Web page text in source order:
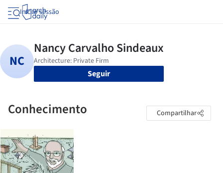
Iniciar sessão
Seguir
Conhecimento Compartilhar